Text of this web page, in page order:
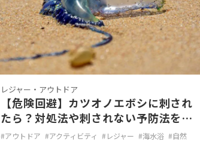
レジャー・アウトドア
【危険回避】カツオノエボシに刺され
たら？対処法や刺されない予防法を解
説
#アウトドア #アクティビティ #レジャー #海水浴 #自然